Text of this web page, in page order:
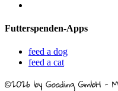
Futterspenden-Apps
feed a dog
feed a cat